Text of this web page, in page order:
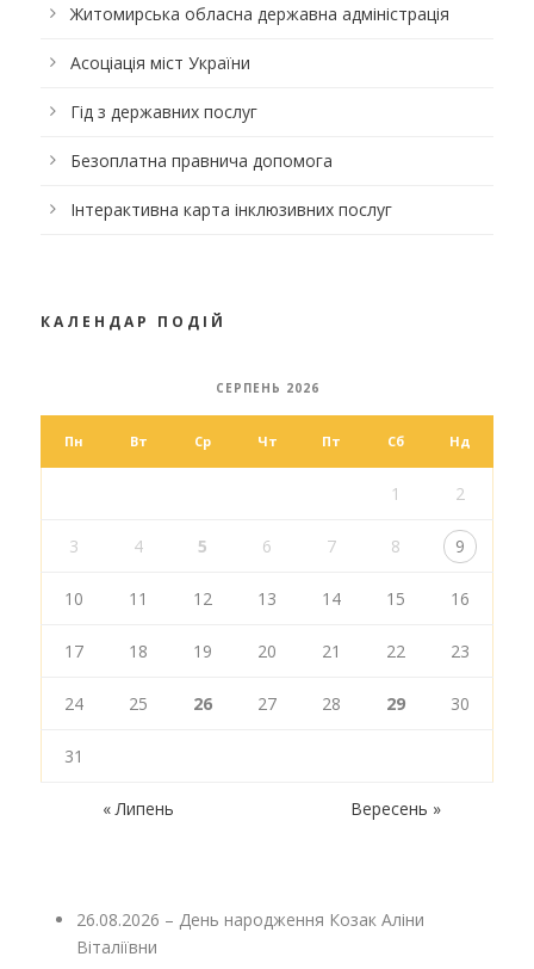
Житомирська обласна державна адміністрація
Асоціація міст України
Гід з державних послуг
Безоплатна правнича допомога
Інтерактивна карта інклюзивних послуг
КАЛЕНДАР ПОДІЙ
СЕРПЕНЬ 2026
Пн Вт Ср Чт Пт Сб Нд
1 2
3 4 5 6 7 8 9
10 11 12 13 14 15 16
17 18 19 20 21 22 23
24 25 26 27 28 29 30
31
« Липень Вересень »
26.08.2026 – День народження Козак Аліни
Віталіївни